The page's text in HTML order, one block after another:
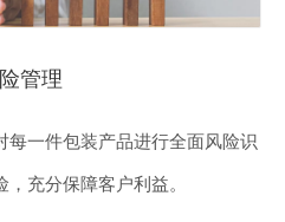
管理
每一件包装产品进行全面风险识
充分保障客户利益。